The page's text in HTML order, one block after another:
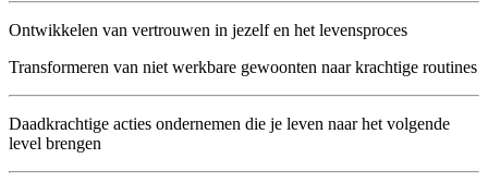
Ontwikkelen van vertrouwen in jezelf en het levensproces
Transformeren van niet werkbare gewoonten naar krachtige routines
Daadkrachtige acties ondernemen die je leven naar het volgende
level brengen